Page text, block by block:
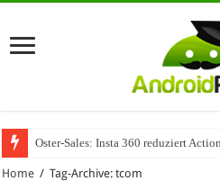
Oster-Sales: Insta 360 reduziert
Home / Tag-Archive: tcom